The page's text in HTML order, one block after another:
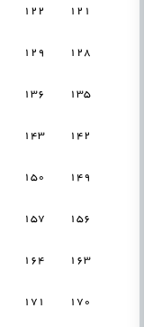
121
122
128
129
135
136
142
143
149
150
156
157
163
164
170
171